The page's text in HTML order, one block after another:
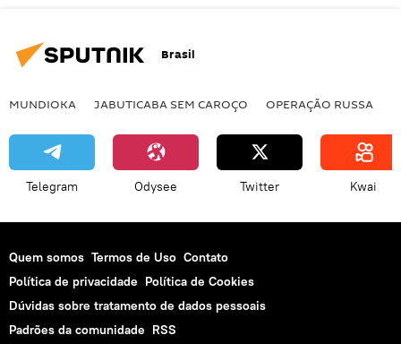
Brasil
MUNDIOKA JABUTICABA SEM CAROÇO OPERAÇÃO RUSSA
Telegram Odysee Twitter Kwai
Quem somos Termos de Uso Contato
Política de privacidade Política de Cookies
Dúvidas sobre tratamento de dados pessoais
Padrões da comunidade RSS